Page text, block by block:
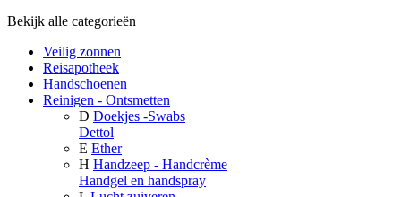
Bekijk alle categorieën
Veilig zonnen
Reisapotheek
Handschoenen
Reinigen - Ontsmetten
D Doekjes -Swabs
Dettol
E Ether
H Handzeep - Handcrème
Handgel en handspray